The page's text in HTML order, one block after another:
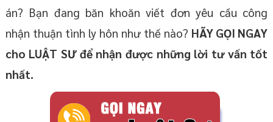
án? Bạn đang băn khoăn viết đơn yêu cầu công
nhận thuận tình ly hôn như thế nào? HÃY GỌI NGAY
cho LUẬT SƯ để nhận được những lời tư vấn tốt
nhất.